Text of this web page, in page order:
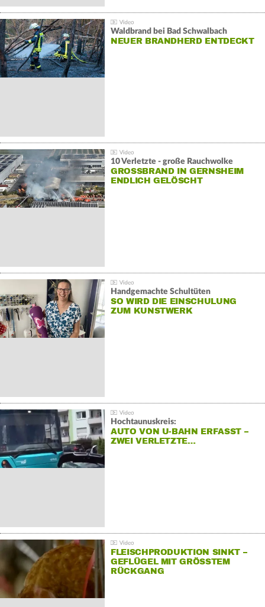
Waldbrand bei Bad Schwalbach
NEUER BRANDHERD ENTDECKT
10 Verletzte - große Rauchwolke
GROSSBRAND IN GERNSHEIM E
NDLICH GELÖSCHT
Handgemachte Schultüten
SO WIRD DIE EINSCHULUNG
ZUM KUNSTWERK
Hochtaunuskreis:
AUTO VON U-BAHN ERFASST –
ZWEI VERLETZTE…
FLEISCHPRODUKTION SINKT –
GEFLÜGEL MIT GRÖSSTEM R
ÜCKGANG